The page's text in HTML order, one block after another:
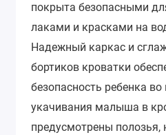
покрыта безопасными
лаками и красками на
Надежный каркас и
бортиков кроватки
безопасность ребенка
укачивания малыша в
предусмотрены полозья,